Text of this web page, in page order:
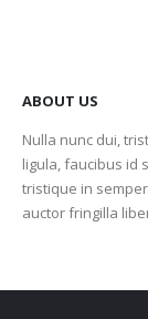
ABOUT US
Nulla nunc dui,
ligula, faucibus id
tristique in
auctor fringilla